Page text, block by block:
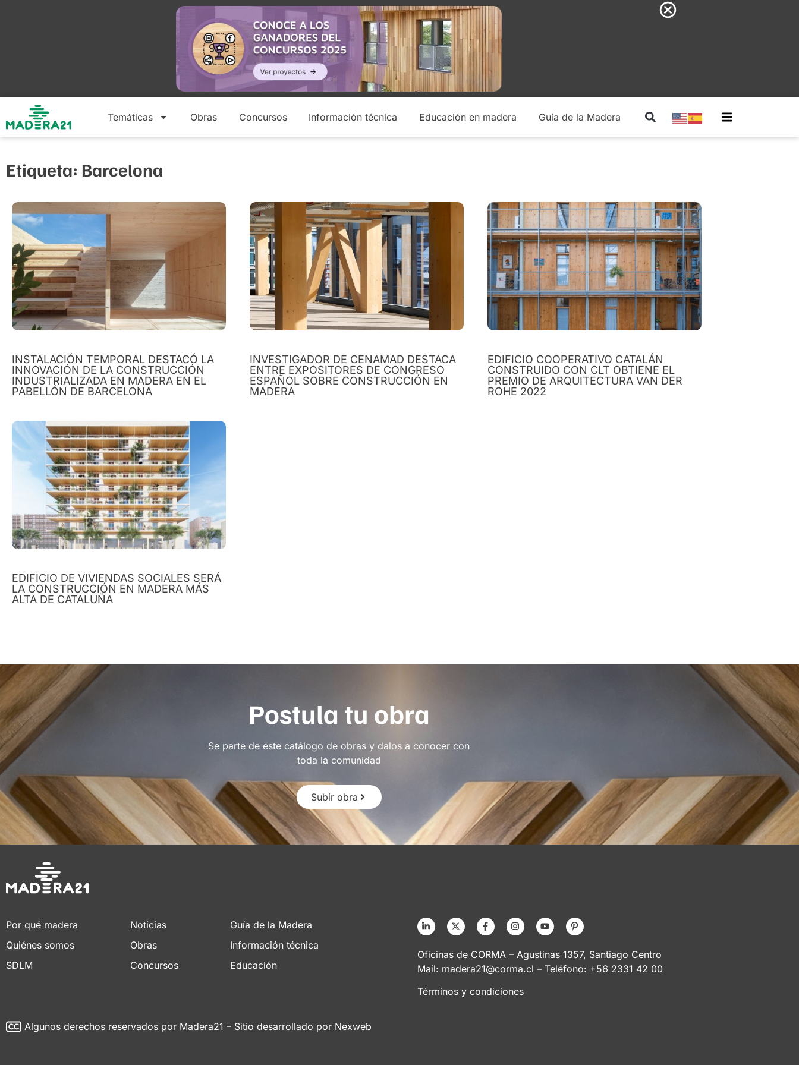
Temáticas Obras Concursos Información técnica Educación en madera Guía de la Madera
Etiqueta: Barcelona
INSTALACIÓN TEMPORAL DESTACÓ LA
INNOVACIÓN DE LA CONSTRUCCIÓN
INDUSTRIALIZADA EN MADERA EN EL
PABELLÓN DE BARCELONA
INVESTIGADOR DE CENAMAD DESTACA
ENTRE EXPOSITORES DE CONGRESO
ESPAÑOL SOBRE CONSTRUCCIÓN EN
MADERA
EDIFICIO COOPERATIVO CATALÁN
CONSTRUIDO CON CLT OBTIENE EL
PREMIO DE ARQUITECTURA VAN DER
ROHE 2022
EDIFICIO DE VIVIENDAS SOCIALES SERÁ
LA CONSTRUCCIÓN EN MADERA MÁS
ALTA DE CATALUÑA
Postula tu obra
Se parte de este catálogo de obras y dalos a conocer con
toda la comunidad
Subir obra
Por qué madera
Quiénes somos
SDLM
Noticias
Obras
Concursos
Guía de la Madera
Información técnica
Educación
Oficinas de CORMA – Agustinas 1357, Santiago Centro
Mail: madera21@corma.cl – Teléfono: +56 2331 42 00
Términos y condiciones
Algunos derechos reservados por Madera21 – Sitio desarrollado por Nexweb